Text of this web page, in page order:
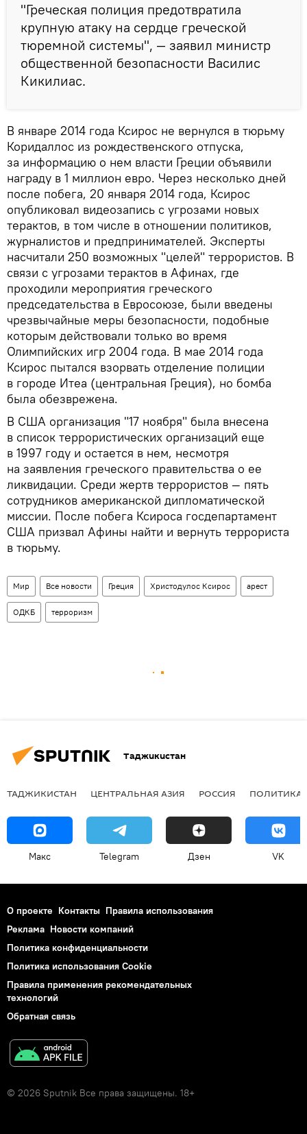
"Греческая полиция предотвратила
крупную атаку на сердце греческой
тюремной системы", — заявил министр
общественной безопасности Василис
Кикилиас.
В январе 2014 года Ксирос не вернулся в тюрьму
Коридаллос из рождественского отпуска,
за информацию о нем власти Греции объявили
награду в 1 миллион евро. Через несколько дней
после побега, 20 января 2014 года, Ксирос
опубликовал видеозапись с угрозами новых
терактов, в том числе в отношении политиков,
журналистов и предпринимателей. Эксперты
насчитали 250 возможных "целей" террористов. В
связи с угрозами терактов в Афинах, где
проходили мероприятия греческого
председательства в Евросоюзе, были введены
чрезвычайные меры безопасности, подобные
которым действовали только во время
Олимпийских игр 2004 года. В мае 2014 года
Ксирос пытался взорвать отделение полиции
в городе Итеа (центральная Греция), но бомба
была обезврежена.
В США организация "17 ноября" была внесена
в список террористических организаций еще
в 1997 году и остается в нем, несмотря
на заявления греческого правительства о ее
ликвидации. Среди жертв террористов — пять
сотрудников американской дипломатической
миссии. После побега Ксироса госдепартамент
США призвал Афины найти и вернуть террориста
в тюрьму.
Мир Все новости Греция Христодулос Ксирос арест
ОДКБ терроризм
Таджикистан
ТАДЖИКИСТАН ЦЕНТРАЛЬНАЯ АЗИЯ РОССИЯ ПОЛИТИКА
Макс Telegram Дзен VK
О проекте Контакты Правила использования
Реклама Новости компаний
Политика конфиденциальности
Политика использования Cookie
Правила применения рекомендательных
технологий
Обратная связь
© 2026 Sputnik Все права защищены. 18+